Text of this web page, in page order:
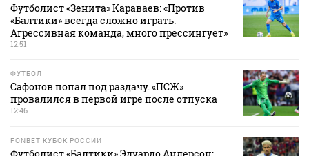
Футболист «Зенита» Караваев: «Против
«Балтики» всегда сложно играть.
Агрессивная команда, много прессингует»
12:51
ФУТБОЛ
Сафонов попал под раздачу. «ПСЖ»
провалился в первой игре после отпуска
12:46
FONBET КУБОК РОССИИ